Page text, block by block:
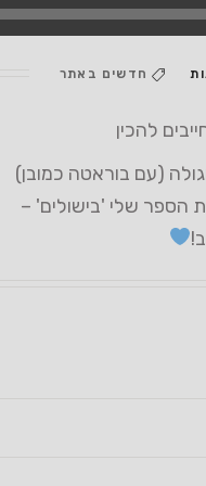
חדשים באתר
להכין
(עם בוראטה כמובן)
הספר שלי 'בישולים' –